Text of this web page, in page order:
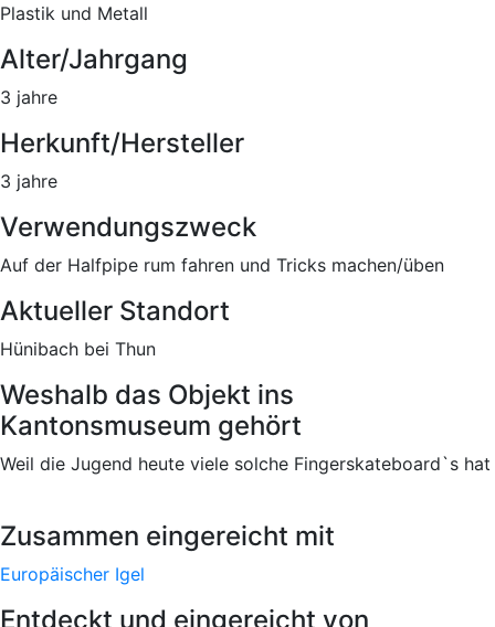
Plastik und Metall
Alter/Jahrgang
3 jahre
Herkunft/Hersteller
3 jahre
Verwendungszweck
Auf der Halfpipe rum fahren und Tricks machen/üben
Aktueller Standort
Hünibach bei Thun
Weshalb das Objekt ins
Kantonsmuseum gehört
Weil die Jugend heute viele solche Fingerskateboard`s hat
Zusammen eingereicht mit
Europäischer Igel
Entdeckt und eingereicht von